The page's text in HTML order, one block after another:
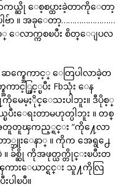
ယ္ဆို ေစ့စပ္ထားခဲ့တာကိုေတာ့
ာ ။ အခုေတာ့……………………
လာက္ကစၿပီး စိတ္ေျပလ
က္စ္အေကာင့္ ေတြပါလာခဲ့တ
င့္ဖြင့္ၿပီး Fbသုံး ေန
ကိုမေမ့ႏိုင္ေသးပါဘူး။ ဒီပိုစ့္
းေရးတာမဟုတ္ပါဘူး ။ တစ္
တူတူၾကည့္ရင္း “ကို႔ေလာ
ာ္ဘူးေနာ္ ။ ကိုက အေရွ႕ေ
။ ခ်စ္ဆို ကိုအဖုတ္ယက္တိုင္းၿပီးတ
ကားေယာင္ရင္း သူ႔ကိုလြ
ါၿပီ။